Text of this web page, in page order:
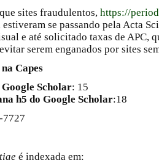
sites fraudulentos, https://
estiveram se passando pela Acta
e até solicitado taxas de APC,
serem enganados por sites
Capes
Scholar: 15
h5 do Google Scholar:18
7727
é indexada em: